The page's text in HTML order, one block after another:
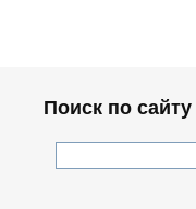
Поиск по сайту